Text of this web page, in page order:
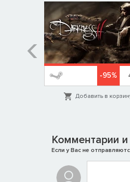
-95%
Добавить в
Комментарии
Если у Вас не